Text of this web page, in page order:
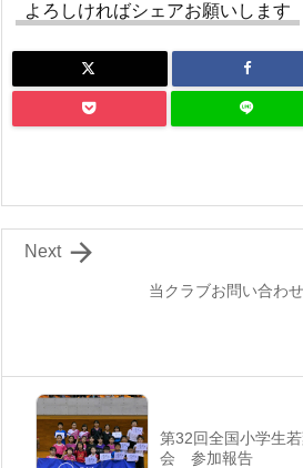
よろしければシェアお願いします
当クラブお問い合わ

Next
第32回全国小学生
会 参加報告